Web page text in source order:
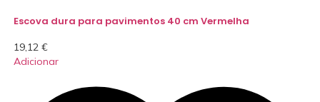
Escova dura para pavimentos 40 cm Vermelha
19,12 €
Adicionar